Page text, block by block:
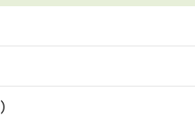
）